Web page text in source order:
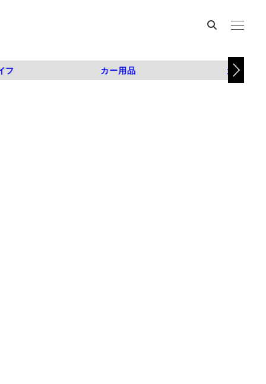
フ カー用品 カスタム